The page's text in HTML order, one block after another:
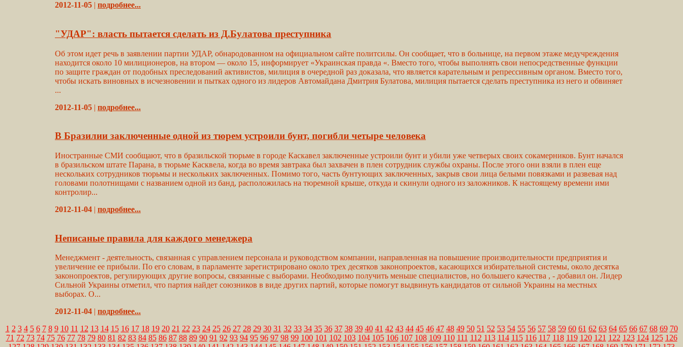
2012-11-05 | подробнее...
"УДАР": власть пытается сделать из Д.Булатова преступника
Об этом идет речь в заявлении партии УДАР, обнародованном на официальном сайте политсилы. Он сообщает, что в больнице, на первом этаже медучреждения
находится около 10 милиционеров, на втором — около 15, информирует «Украинская правда «. Вместо того, чтобы выполнять свои непосредственные функции
по защите граждан от подобных преследований активистов, милиция в очередной раз доказала, что является карательным и репрессивным органом. Вместо того,
чтобы искать виновных в исчезновении и пытках одного из лидеров Автомайдана Дмитрия Булатова, милиция пытается сделать преступника из него и обвиняет
...
2012-11-05 | подробнее...
В Бразилии заключенные одной из тюрем устроили бунт, погибли четыре человека
Иностранные СМИ сообщают, что в бразильской тюрьме в городе Каскавел заключенные устроили бунт и убили уже четверых своих сокамерников. Бунт начался
в бразильском штате Парана, в тюрьме Касквела, когда во время завтрака был захвачен в плен сотрудник службы охраны. После этого они взяли в плен еще
нескольких сотрудников тюрьмы и нескольких заключенных. Помимо того, часть бунтующих заключенных, закрыв свои лица белыми повязками и развевая над
головами полотнищами с названием одной из банд, расположилась на тюремной крыше, откуда и скинули одного из заложников. К настоящему времени ими
контролир...
2012-11-04 | подробнее...
Неписаные правила для каждого менеджера
Менеджмент - деятельность, связанная с управлением персонала и руководством компании, направленная на повышение производительности предприятия и
увеличение ее прибыли. По его словам, в парламенте зарегистрировано около трех десятков законопроектов, касающихся избирательной системы, около десятка
законопроектов, регулирующих другие вопросы, связанные с выборами. Необходимо получить меньше специалистов, но большего качества , - добавил он. Лидер
Сильной Украины отметил, что партия найдет союзников в виде других партий, которые помогут выдвинуть кандидатов от сильной Украины на местных
выборах. О...
2012-11-04 | подробнее...
1 2 3 4 5 6 7 8 9 10 11 12 13 14 15 16 17 18 19 20 21 22 23 24 25 26 27 28 29 30 31 32 33 34 35 36 37 38 39 40 41 42 43 44 45 46 47 48 49 50 51 52 53 54 55 56 57 58 59 60 61 62 63 64 65 66 67 68 69 70
71 72 73 74 75 76 77 78 79 80 81 82 83 84 85 86 87 88 89 90 91 92 93 94 95 96 97 98 99 100 101 102 103 104 105 106 107 108 109 110 111 112 113 114 115 116 117 118 119 120 121 122 123 124 125 126